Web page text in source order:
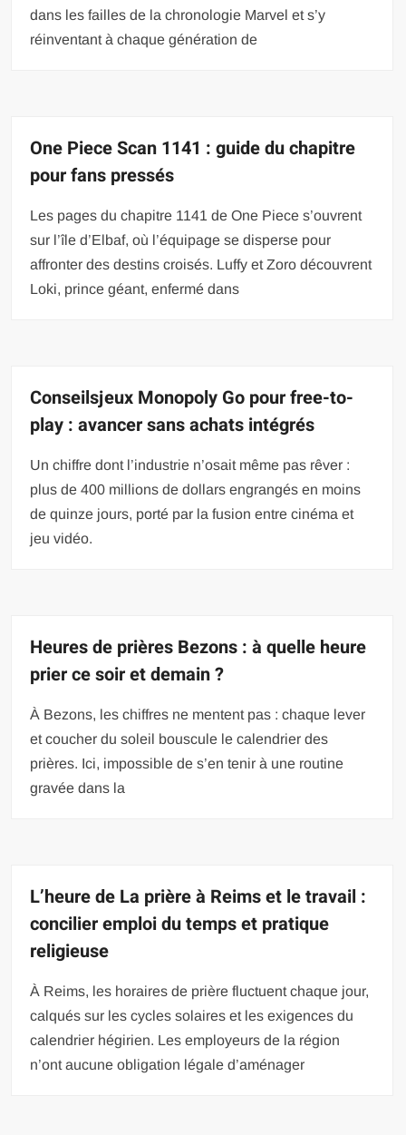
dans les failles de la chronologie Marvel et s’y
réinventant à chaque génération de
One Piece Scan 1141 : guide du chapitre
pour fans pressés
Les pages du chapitre 1141 de One Piece s’ouvrent
sur l’île d’Elbaf, où l’équipage se disperse pour
affronter des destins croisés. Luffy et Zoro découvrent
Loki, prince géant, enfermé dans
Conseilsjeux Monopoly Go pour free-to-
play : avancer sans achats intégrés
Un chiffre dont l’industrie n’osait même pas rêver :
plus de 400 millions de dollars engrangés en moins
de quinze jours, porté par la fusion entre cinéma et
jeu vidéo.
Heures de prières Bezons : à quelle heure
prier ce soir et demain ?
À Bezons, les chiffres ne mentent pas : chaque lever
et coucher du soleil bouscule le calendrier des
prières. Ici, impossible de s’en tenir à une routine
gravée dans la
L’heure de La prière à Reims et le travail :
concilier emploi du temps et pratique
religieuse
À Reims, les horaires de prière fluctuent chaque jour,
calqués sur les cycles solaires et les exigences du
calendrier hégirien. Les employeurs de la région
n’ont aucune obligation légale d’aménager